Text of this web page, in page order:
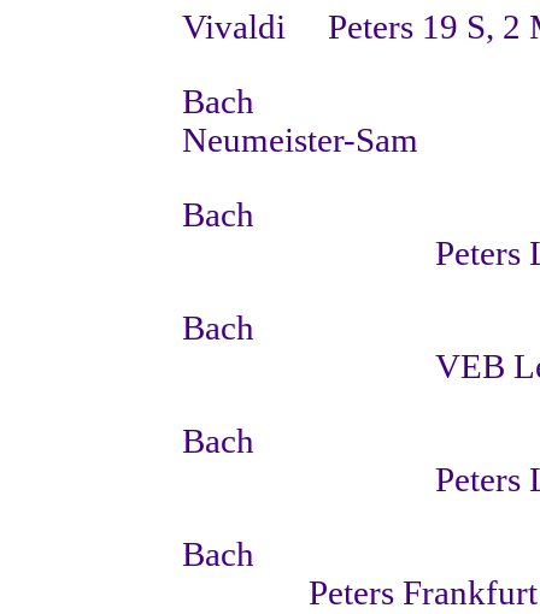
Vivaldi
Peters 19 S, 2
Bach
Neumeister-Sam
Bach
Peters
Bach
VEB
Bach
Peters
Bach
Peters Frankfurt